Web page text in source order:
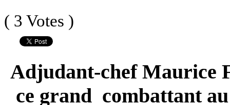
( 3 Votes )
Adjudant-chef Maurice
ce grand combattant